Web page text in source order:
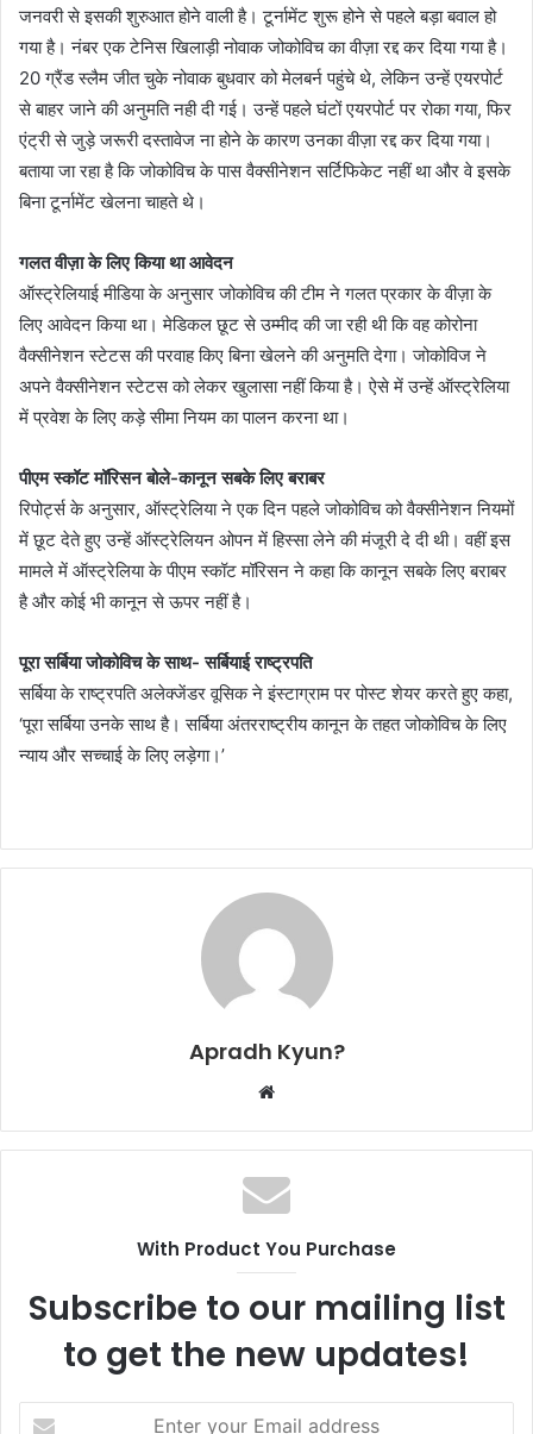
e
i
l
जनवरी से इसकी शुरुआत होने वाली है। टूर्नामेंट शुरू होने से पहले बड़ा बवाल हो
गया है। नंबर एक टेनिस खिलाड़ी नोवाक जोकोविच का वीज़ा रद्द कर दिया गया है।
20 ग्रैंड स्लैम जीत चुके नोवाक बुधवार को मेलबर्न पहुंचे थे, लेकिन उन्हें एयरपोर्ट
से बाहर जाने की अनुमति नही दी गई। उन्हें पहले घंटों एयरपोर्ट पर रोका गया, फिर
एंट्री से जुड़े जरूरी दस्तावेज ना होने के कारण उनका वीज़ा रद्द कर दिया गया।
बताया जा रहा है कि जोकोविच के पास वैक्सीनेशन सर्टिफिकेट नहीं था और वे इसके
बिना टूर्नामेंट खेलना चाहते थे।
गलत वीज़ा के लिए किया था आवेदन
ऑस्ट्रेलियाई मीडिया के अनुसार जोकोविच की टीम ने गलत प्रकार के वीज़ा के
लिए आवेदन किया था। मेडिकल छूट से उम्मीद की जा रही थी कि वह कोरोना
वैक्सीनेशन स्टेटस की परवाह किए बिना खेलने की अनुमति देगा। जोकोविज ने
अपने वैक्सीनेशन स्टेटस को लेकर खुलासा नहीं किया है। ऐसे में उन्हें ऑस्ट्रेलिया
में प्रवेश के लिए कड़े सीमा नियम का पालन करना था।
पीएम स्कॉट मॉरिसन बोले-कानून सबके लिए बराबर
रिपोर्ट्स के अनुसार, ऑस्ट्रेलिया ने एक दिन पहले जोकोविच को वैक्सीनेशन नियमों
में छूट देते हुए उन्हें ऑस्ट्रेलियन ओपन में हिस्सा लेने की मंजूरी दे दी थी। वहीं इस
मामले में ऑस्ट्रेलिया के पीएम स्कॉट मॉरिसन ने कहा कि कानून सबके लिए बराबर
है और कोई भी कानून से ऊपर नहीं है।
पूरा सर्बिया जोकोविच के साथ- सर्बियाई राष्ट्रपति
सर्बिया के राष्ट्रपति अलेक्जेंडर वूसिक ने इंस्टाग्राम पर पोस्ट शेयर करते हुए कहा,
‘पूरा सर्बिया उनके साथ है। सर्बिया अंतरराष्ट्रीय कानून के तहत जोकोविच के लिए
न्याय और सच्चाई के लिए लड़ेगा।’
Apradh Kyun?
b
s
i
e
With Product You Purchase
Subscribe to our mailing list
to get the new updates!